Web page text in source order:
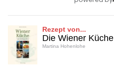
Rezept von...
Die Wiener Küche
Martina Hohenlohe